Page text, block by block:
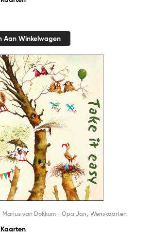
Aan Winkelwagen
Marius van Dokkum - Opa Jan Wenskaarten